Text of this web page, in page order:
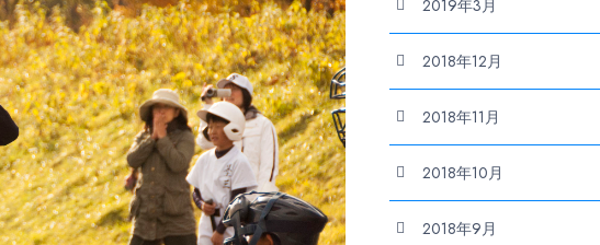
2019年3月
2018年12月
2018年11月
2018年10月
2018年9月